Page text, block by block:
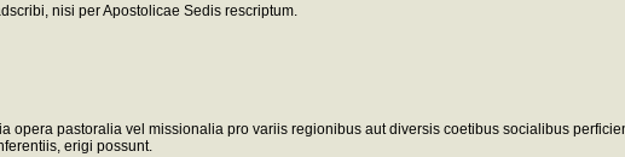
nisi per Apostolicae Sedis rescriptum.
opera pastoralia vel missionalia pro variis regionibus aut diversis coetibus socialibus
erigi possunt.